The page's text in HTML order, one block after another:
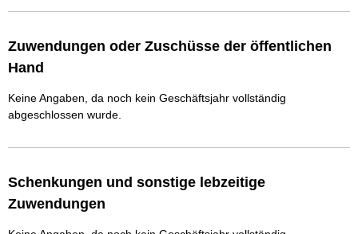
Zuwendungen oder Zuschüsse der öffentlichen
Hand
Keine Angaben, da noch kein Geschäftsjahr vollständig
abgeschlossen wurde.
Schenkungen und sonstige lebzeitige
Zuwendungen